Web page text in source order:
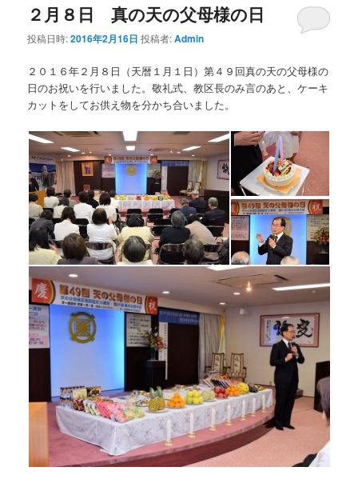
２月８日 真の天の父母様の日
投稿日時:2016年2月16日 投稿者:Admin
２０１６年２月８日（天暦１月１日）第４９回真の天の父母様の
日のお祝いを行いました。敬礼式、教区長のみ言のあと、ケーキ
カットをしてお供え物を分かち合いました。